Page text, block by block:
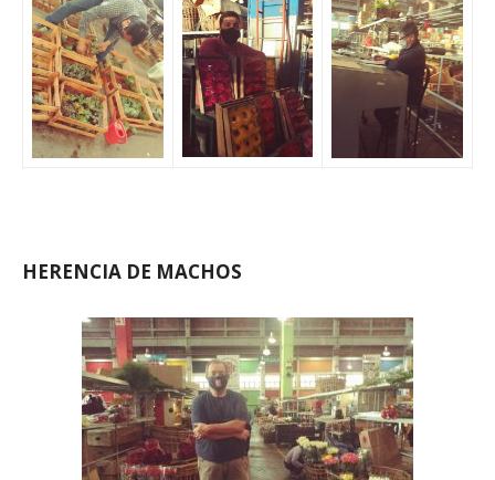
HERENCIA DE MACHOS